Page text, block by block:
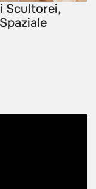
Scultorei,